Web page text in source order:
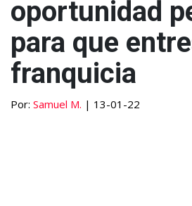
oportunidad
para que
franquicia
Por: Samuel M. | 13-01-22